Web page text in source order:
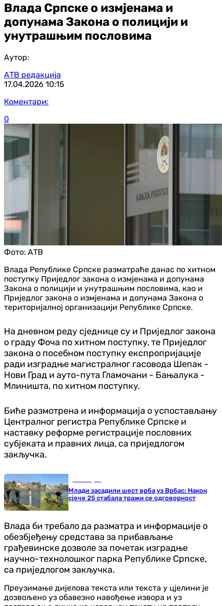
Влада Српске о измјенама и
допунама Закона о полицији и
унутрашњим пословима
Аутор:
АТВ редакција
17.04.2026 10:15
Коментари:
0
Фото: АТВ
Влада Републике Српске разматраће данас по хитном
поступку Приједлог закона о измјенама и допунама
Закона о полицији и унутрашњим пословима, као и
Приједлог закона о измјенама и допунама Закона о
територијалној организацији Републике Српске.
На дневном реду сједнице су и Приједлог закона
о граду Фоча по хитном поступку, те Приједлог
закона о посебном поступку експропријације
ради изградње магистралног гасовода Шепак -
Нови Град и ауто-пута Гламочани - Бањалука -
Млиништа, по хитном поступку.
Биће размотрена и информација о успостављању
Централног регистра Републике Српске и
наставку реформе регистрације пословних
субјеката и правних лица, са приједлогом
закључка.
Млади засадили шест врба уз Врбас: Након
сјече 25 стабала тражи се одговорност
Влада би требало да разматра и информације о
обезбјеђењу средстава за прибављање
грађевинске дозволе за почетак изградње
научно-технолошког парка Републике Српске,
са приједлогом закључка.
Преузимање дијелова текста или текста у цјелини је
дозвољено уз обавезно навођење извора и уз